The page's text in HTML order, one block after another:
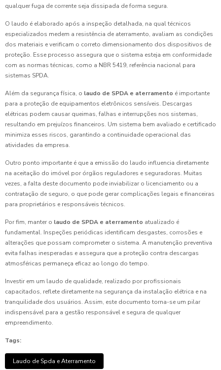
qualquer fuga de corrente seja dissipada de forma segura.
O laudo é elaborado após a inspeção detalhada, na qual técnicos
especializados medem a resistência de aterramento, avaliam as condições
dos materiais e verificam o correto dimensionamento dos dispositivos de
proteção. Esse processo assegura que o sistema esteja em conformidade
com as normas técnicas, como a NBR 5419, referência nacional para
sistemas SPDA.
Além da segurança física, o laudo de SPDA e aterramento é importante
para a proteção de equipamentos eletrônicos sensíveis. Descargas
elétricas podem causar queimas, falhas e interrupções nos sistemas,
resultando em prejuízos financeiros. Um sistema bem avaliado e certificado
minimiza esses riscos, garantindo a continuidade operacional das
atividades da empresa.
Outro ponto importante é que a emissão do laudo influencia diretamente
na aceitação do imóvel por órgãos reguladores e seguradoras. Muitas
vezes, a falta deste documento pode inviabilizar o licenciamento ou a
contratação de seguro, o que pode gerar complicações legais e financeiras
para proprietários e responsáveis técnicos.
Por fim, manter o laudo de SPDA e aterramento atualizado é
fundamental. Inspeções periódicas identificam desgastes, corrosões e
alterações que possam comprometer o sistema. A manutenção preventiva
evita falhas inesperadas e assegura que a proteção contra descargas
atmosféricas permaneça eficaz ao longo do tempo.
Investir em um laudo de qualidade, realizado por profissionais
capacitados, reflete diretamente na segurança da instalação elétrica e na
tranquilidade dos usuários. Assim, este documento torna-se um pilar
indispensável para a gestão responsável e segura de qualquer
empreendimento.
Tags:
Laudo de Spda e Aterramento